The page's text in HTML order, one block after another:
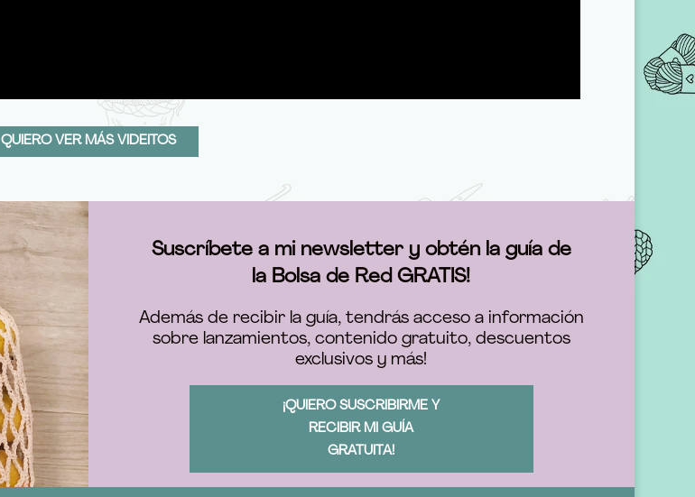
QUIERO VER MÁS VIDEITOS
Suscríbete a mi newsletter y obtén la guía de
la Bolsa de Red GRATIS!
Además de recibir la guía, tendrás acceso a información
sobre lanzamientos, contenido gratuito, descuentos
exclusivos y más!
¡QUIERO SUSCRIBIRME Y
RECIBIR MI GUÍA
GRATUITA!